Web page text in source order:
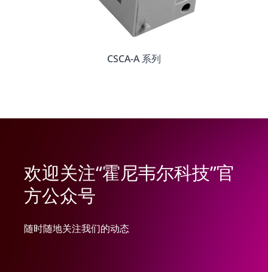
CSCA-A 系列
欢迎关注“霍尼韦尔科技”官
方公众号
随时随地关注我们的动态